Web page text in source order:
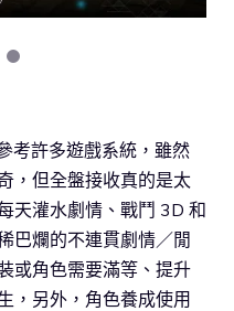
考許多遊戲系統，雖然
，但全盤接收真的是太
天灌水劇情、戰鬥 3D 和
巴爛的不連貫劇情／閒
或角色需要滿等、提升
，另外，角色養成使用